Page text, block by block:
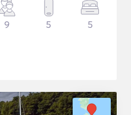
9 5 5